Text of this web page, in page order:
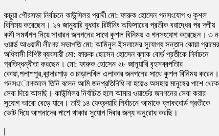
কচুয়া পৌরসভা নির্বাচনে কাউন্সিলর প্রার্থী মো: ফারুক হোসেন গনসংযোগ ও কুশল
বিনিময় করেছেন। ২৭ জানুয়ারি বুধবার রির্টানিং অফিসারের প্রতীক বরাদ্ধের পর দলীয়
কর্মী সমর্থগন নিয়ে সাধারন জনগনের সাথে কুশল বিনিময় ও গনসংযোগ করেছেন। ৩
ওয়ার্ড আওয়ামী লীগের সভাপতি মো: আমিনুল ইসলামের সুযোগ্য সন্তান কোয়া গ্রামের
অধিবাসী বিশিষ্ট ব্যবসায়ী মো: ফারুক হোসেন হোসেন ব্লাক বোর্ড প্রতীকে নির্বাচনে
প্রতিদ্ধন্ধীতা করছেন। মো: ফারুক হোসেন ২৮ জানুয়ারি বৃহসব্বপতিার
কোয়া,পলাশপুর,কান্দারপাড় ও চাড়ালখিল এলাকার জনগনের সাথে কুশল বিনিময় করেন।
গনসংােগকালে তিনি বলেন আমি জনপ্রতিনিধি না হয়েও অসহায় মানুষের পাশে থেকে
সেবা দিয়ে আসছি। কাউন্সিলর নির্বাচিত হলে আমার ওয়ার্ডের জনগনের সেবা করার
সুযোগ আরো বেড়ে যাবে। তাই ১৪ ফেব্রুয়ারি নির্বাচনে আমাকে ব্লাকবোর্ড প্রতীকে
ভোট দিয়ে আপনাদের পাশে থাকার সুযোগ দিবার জন্য অনুরোধ করছি।
|